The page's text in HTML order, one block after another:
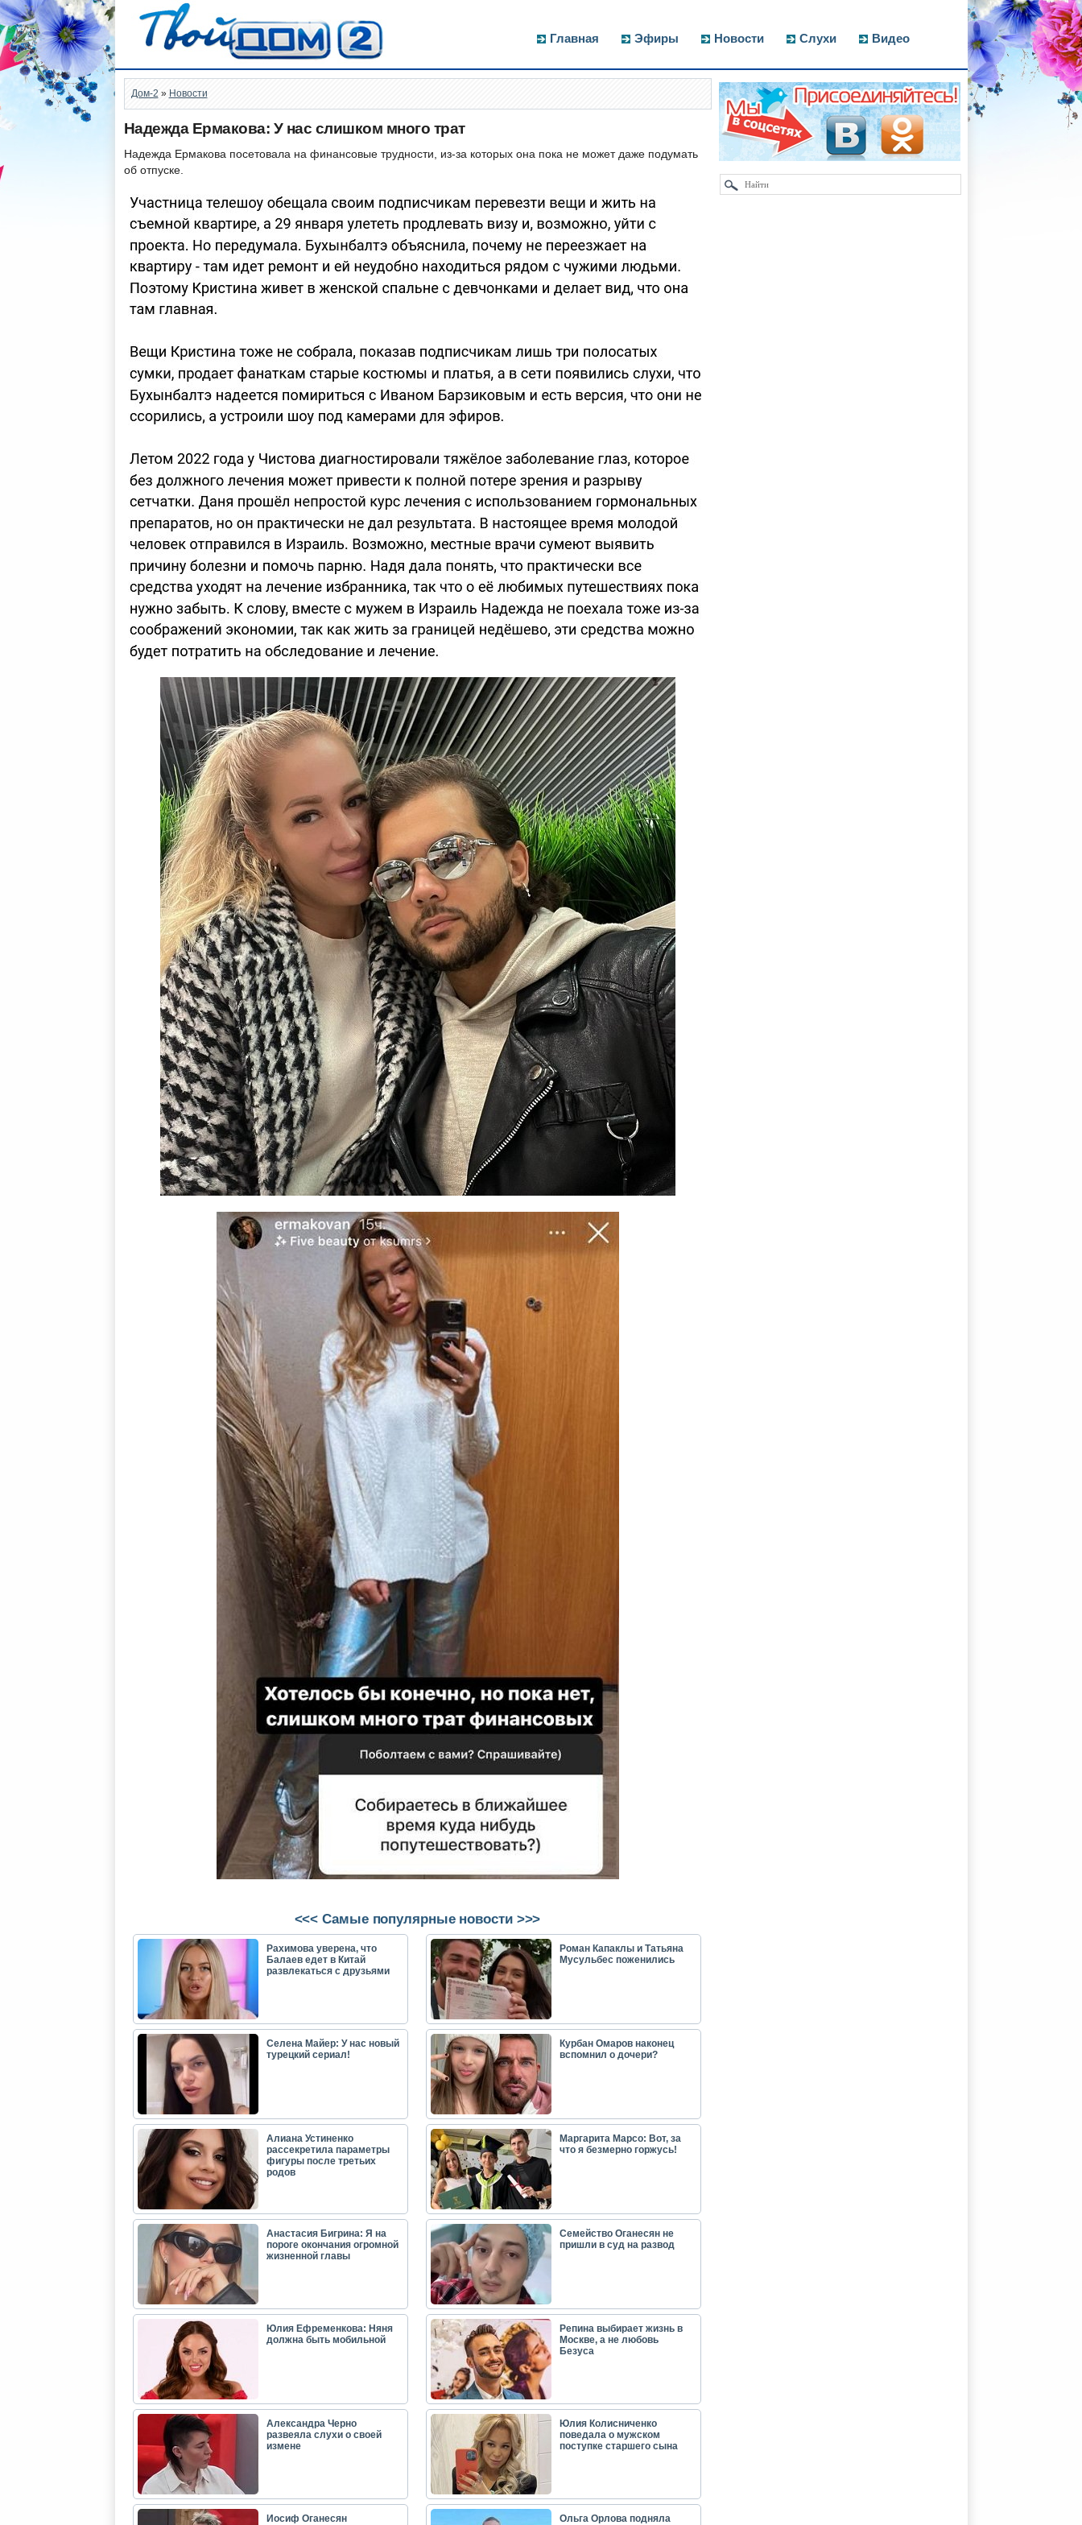
Главная Эфиры Новости Слухи Видео
Дом-2 » Новости
Надежда Ермакова: У нас слишком много трат
Надежда Ермакова посетовала на финансовые трудности, из-за которых она пока не может даже подумать
об отпуске.
<<< Самые популярные новости >>>
Рахимова уверена, что
Балаев едет в Китай
развлекаться с друзьями
Роман Капаклы и Татьяна
Мусульбес поженились
Селена Майер: У нас новый
турецкий сериал!
Курбан Омаров наконец
вспомнил о дочери?
Алиана Устиненко
рассекретила параметры
фигуры после третьих
родов
Маргарита Марсо: Вот, за
что я безмерно горжусь!
Анастасия Бигрина: Я на
пороге окончания огромной
жизненной главы
Семейство Оганесян не
пришли в суд на развод
Юлия Ефременкова: Няня
должна быть мобильной
Репина выбирает жизнь в
Москве, а не любовь
Безуса
Александра Черно
развеяла слухи о своей
измене
Юлия Колисниченко
поведала о мужском
поступке старшего сына
Иосиф Оганесян
Ольга Орлова подняла